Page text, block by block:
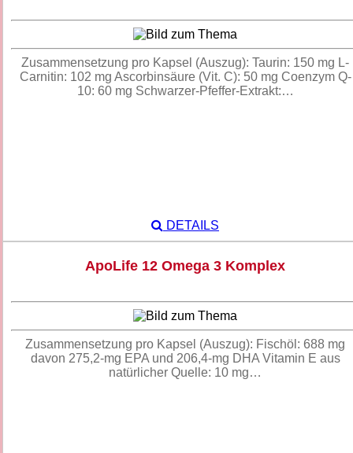
Zusammensetzung pro Kapsel (Auszug): Taurin: 150 mg L-
Carnitin: 102 mg Ascorbinsäure (Vit. C): 50 mg Coenzym Q-
10: 60 mg Schwarzer-Pfeffer-Extrakt:…
DETAILS
ApoLife 12 Omega 3 Komplex
Zusammensetzung pro Kapsel (Auszug): Fischöl: 688 mg
davon 275,2-mg EPA und 206,4-mg DHA Vitamin E aus
natürlicher Quelle: 10 mg…